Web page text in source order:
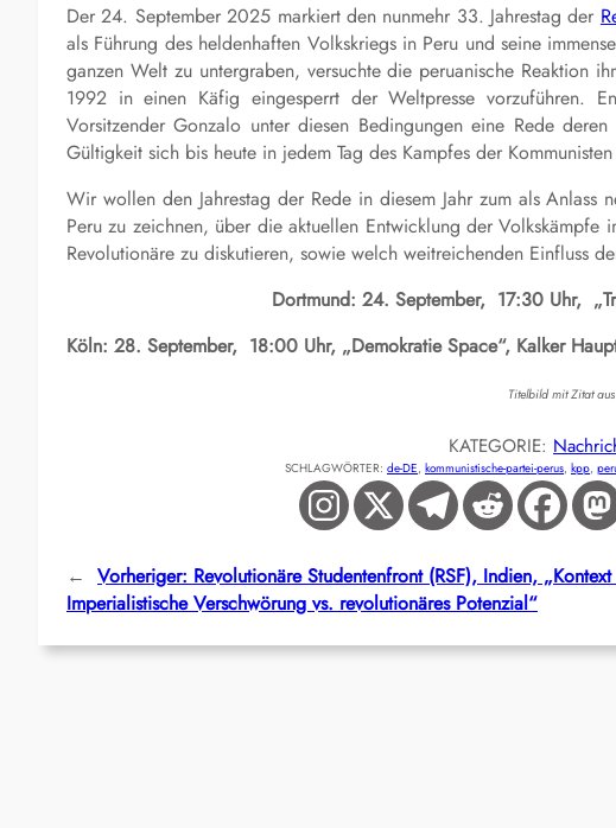
Der 24. September 2025 markiert den nunmehr 33. Jahrestag der
als Führung des heldenhaften Volkskriegs in Peru und seine
ganzen Welt zu untergraben, versuchte die peruanische Reaktion
1992 in einen Käfig eingesperrt der Weltpresse vorzuführen.
Vorsitzender Gonzalo unter diesen Bedingungen eine Rede
Gültigkeit sich bis heute in jedem Tag des Kampfes der
Wir wollen den Jahrestag der Rede in diesem Jahr zum als
Peru zu zeichnen, über die aktuellen Entwicklung der
Revolutionäre zu diskutieren, sowie welch weitreichenden Einfluss
Dortmund: 24. September, 17:30 Uhr,
Köln: 28. September, 18:00 Uhr, „Demokratie Space“, Kalker
Titelbild mit Zitat
KATEGORIE:
SCHLAGWÖRTER: de-DE, kommunistische-partei-perus, kpp,
← Vorheriger: Revolutionäre Studentenfront (RSF), Indien,
Imperialistische Verschwörung vs. revolutionäres Potenzial“